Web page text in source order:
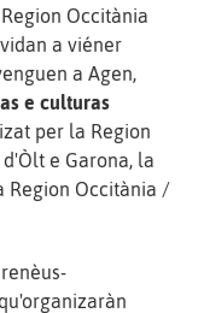
Occitània
a viéner
a Agen,
e culturas
per la Region
e Garona, la
Region Occitània /